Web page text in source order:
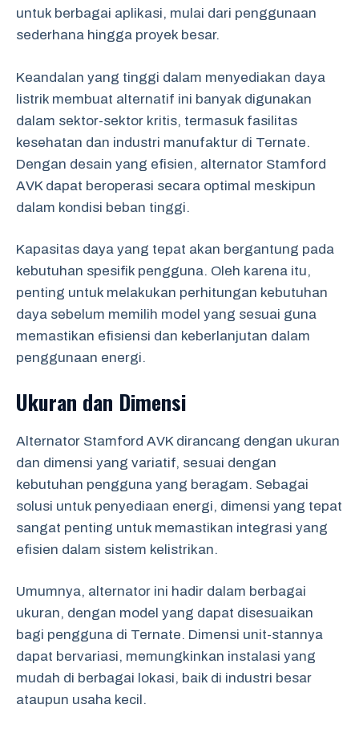
untuk berbagai aplikasi, mulai dari penggunaan
sederhana hingga proyek besar.
Keandalan yang tinggi dalam menyediakan daya
listrik membuat alternatif ini banyak digunakan
dalam sektor-sektor kritis, termasuk fasilitas
kesehatan dan industri manufaktur di Ternate.
Dengan desain yang efisien, alternator Stamford
AVK dapat beroperasi secara optimal meskipun
dalam kondisi beban tinggi.
Kapasitas daya yang tepat akan bergantung pada
kebutuhan spesifik pengguna. Oleh karena itu,
penting untuk melakukan perhitungan kebutuhan
daya sebelum memilih model yang sesuai guna
memastikan efisiensi dan keberlanjutan dalam
penggunaan energi.
Ukuran dan Dimensi
Alternator Stamford AVK dirancang dengan ukuran
dan dimensi yang variatif, sesuai dengan
kebutuhan pengguna yang beragam. Sebagai
solusi untuk penyediaan energi, dimensi yang tepat
sangat penting untuk memastikan integrasi yang
efisien dalam sistem kelistrikan.
Umumnya, alternator ini hadir dalam berbagai
ukuran, dengan model yang dapat disesuaikan
bagi pengguna di Ternate. Dimensi unit-stannya
dapat bervariasi, memungkinkan instalasi yang
mudah di berbagai lokasi, baik di industri besar
ataupun usaha kecil.